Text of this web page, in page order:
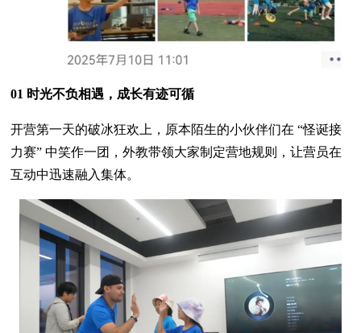
01 时光不负相遇，成长有迹可循
开营第一天的破冰狂欢上，原本陌生的小伙伴们在 “怪诞接
力赛” 中笑作一团，外教带领大家制定营地规则，让营员在
互动中迅速融入集体。